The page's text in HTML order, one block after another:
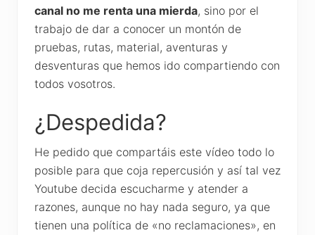
canal no me renta una mierda, sino por el
trabajo de dar a conocer un montón de
pruebas, rutas, material, aventuras y
desventuras que hemos ido compartiendo con
todos vosotros.
¿Despedida?
He pedido que compartáis este vídeo todo lo
posible para que coja repercusión y así tal vez
Youtube decida escucharme y atender a
razones, aunque no hay nada seguro, ya que
tienen una política de «no reclamaciones», en